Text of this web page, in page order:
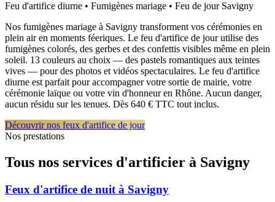
Feu d'artifice diurne • Fumigènes mariage • Feu de jour Savigny
Nos fumigènes mariage à Savigny transforment vos cérémonies en
plein air en moments féeriques. Le feu d'artifice de jour utilise des
fumigènes colorés, des gerbes et des confettis visibles même en plein
soleil. 13 couleurs au choix — des pastels romantiques aux teintes
vives — pour des photos et vidéos spectaculaires. Le feu d'artifice
diurne est parfait pour accompagner votre sortie de mairie, votre
cérémonie laïque ou votre vin d'honneur en Rhône. Aucun danger,
aucun résidu sur les tenues. Dès 640 € TTC tout inclus.
Découvrir nos feux d'artifice de jour
Nos prestations
Tous nos services d'artificier à Savigny
Feux d'artifice de nuit à Savigny